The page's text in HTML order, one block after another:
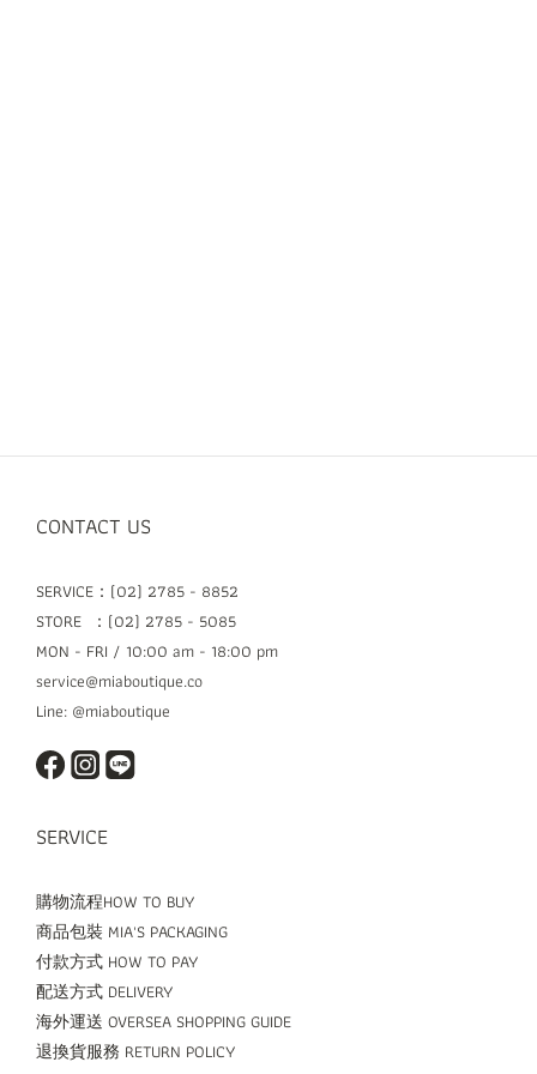
CONTACT US
SERVICE：(02) 2785 - 8852
STORE ：(02) 2785 - 5085
MON - FRI / 10:00 am - 18:00 pm
service@miaboutique.co
Line: @miaboutique
SERVICE
購物流程HOW TO BUY
商品包裝 MIA'S PACKAGING
付款方式 HOW TO PAY
配送方式 DELIVERY
海外運送 OVERSEA SHOPPING GUIDE
退換貨服務 RETURN POLICY